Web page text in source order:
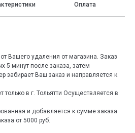
Оплата
Вашего удаления от магазина. Заказ
5 минут после заказа, затем
забирает Ваш заказ и направляется к
только в г. Тольятти Осуществляется в
и добавляется к сумме заказа.
от 5000 руб.